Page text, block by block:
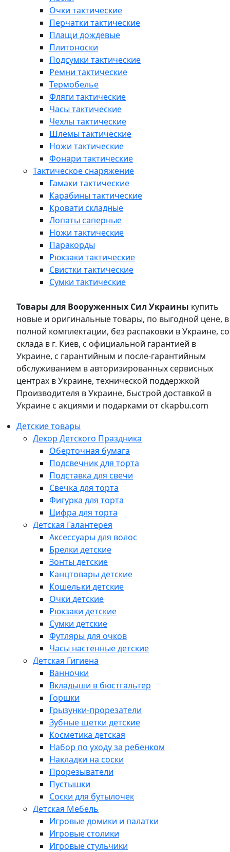
Очки тактические
Перчатки тактические
Плащи дождевые
Плитоноски
Подсумки тактические
Ремни тактические
Термобелье
Фляги тактические
Часы тактические
Чехлы тактические
Шлемы тактические
Ножи тактические
Фонари тактические
Тактическое снаряжение
Гамаки тактические
Карабины тактические
Кровати складные
Лопаты саперные
Ножи тактические
Паракорды
Рюкзаки тактические
Свистки тактические
Сумки тактические
Товары для Вооруженных Сил Украины купить
новые и оригинальные товары, по выгодной цене, в
полной комплектации, без распаковки в Украине, со
склада в г. Киев, с официальной гарантией в
Украине, с гарантийным и после-гарантийным
обслуживанием в авторизированных сервисных
центрах в Украине, технической поддержкой
Производителя в Украине, быстрой доставкой в
Украине с акциями и подарками от ckapbu.com
Детские товары
Декор Детского Праздника
Оберточная бумага
Подсвечник для торта
Подставка для свечи
Свечка для торта
Фигурка для торта
Цифра для торта
Детская Галантерея
Аксессуары для волос
Брелки детские
Зонты детские
Канцтовары детские
Кошельки детские
Очки детские
Рюкзаки детские
Сумки детские
Футляры для очков
Часы настенные детские
Детская Гигиена
Ванночки
Вкладыши в бюстгальтер
Горшки
Грызунки-прорезатели
Зубные щетки детские
Косметика детская
Набор по уходу за ребенком
Накладки на соски
Прорезыватели
Пустышки
Соски для бутылочек
Детская Мебель
Игровые домики и палатки
Игровые столики
Игровые стульчики